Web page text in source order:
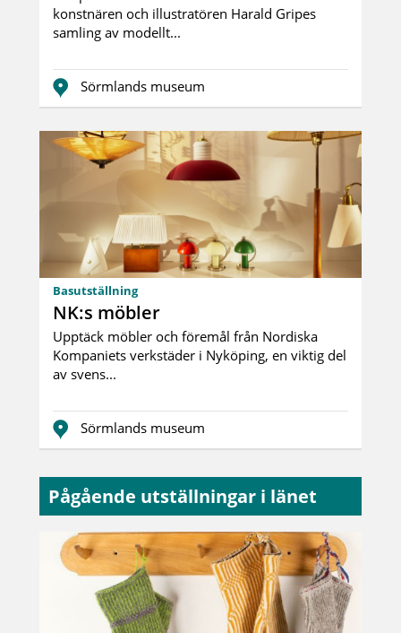
konstnären och illustratören Harald Gripes
samling av modellt...
Sörmlands museum
Basutställning
NK:s möbler
Upptäck möbler och föremål från Nordiska
Kompaniets verkstäder i Nyköping, en viktig del
av svens...
Sörmlands museum
Pågående utställningar i länet